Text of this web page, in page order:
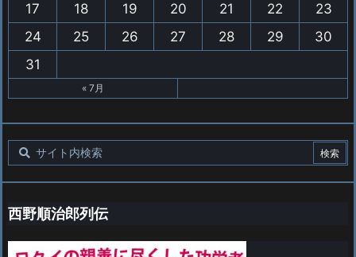
17
18 19 20 21 22
23
24
25 26 27 28 29
30
31
« 7月
西野順治郎列伝